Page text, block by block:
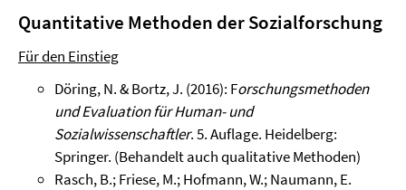
Quantitative Methoden der Sozialforschung
Für den Einstieg
Döring, N. & Bortz, J. (2016): Forschungsmethoden
und Evaluation für Human- und
Sozialwissenschaftler. 5. Auflage. Heidelberg:
Springer. (Behandelt auch qualitative Methoden)
Rasch, B.; Friese, M.; Hofmann, W.; Naumann, E.